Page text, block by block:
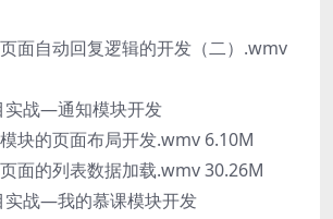
面自动回复逻辑的开发（二）.wmv
实战—通知模块开发
块的页面布局开发.wmv 6.10M
面的列表数据加载.wmv 30.26M
实战—我的慕课模块开发